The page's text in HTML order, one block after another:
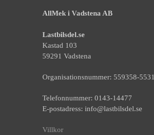
AllMek i Vadstena AB
Lastbilsdel.se
Kastad 103
59291 Vadstena
Organisationsnummer: 559358-5531
Telefonnummer: 0143-14477
E-postadress: info@lastbilsdel.se
Villkor